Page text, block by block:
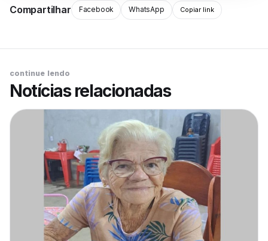
Compartilhar Facebook WhatsApp Copiar link
continue lendo
Notícias relacionadas